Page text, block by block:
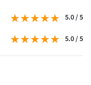
★★★★★
★★★★★ 5.0 / 5
★★★★★
★★★★★ 5.0 / 5